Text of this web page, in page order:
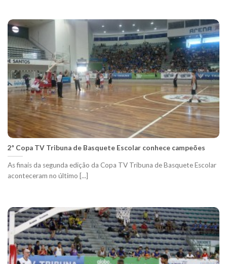
2ª Copa TV Tribuna de Basquete Escolar conhece campeões
As finais da segunda edição da Copa TV Tribuna de Basquete Escolar
aconteceram no último [...]